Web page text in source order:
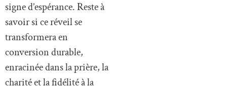
signe d’espérance. Reste à
savoir si ce réveil se
transformera en
conversion durable,
enracinée dans la prière, la
charité et la fidélité à la